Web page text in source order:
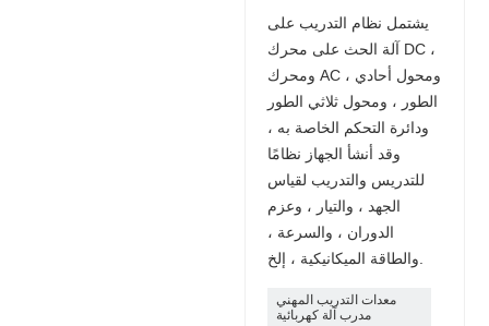
يشتمل نظام التدريب على
آلة الحث على محرك DC ،
ومحرك AC ، ومحول أحادي
الطور ، ومحول ثلاثي الطور
ودائرة التحكم الخاصة به ،
وقد أنشأ الجهاز نظامًا
للتدريس والتدريب لقياس
الجهد ، والتيار ، وعزم
الدوران ، والسرعة ،
والطاقة الميكانيكية ، إلخ.
معدات التدريب المهني
مدرب آلة كهربائية